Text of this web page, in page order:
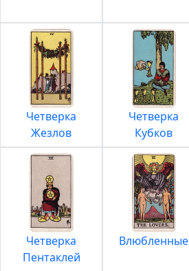
Четверка
Жезлов
Четверка
Кубков
Четверка
Пентаклей
Влюбленные